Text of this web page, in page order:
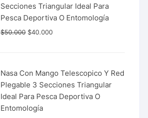
Secciones Triangular Ideal Para
Pesca Deportiva O Entomología
$50.000 $40.000
Nasa Con Mango Telescopico Y Red
Plegable 3 Secciones Triangular
Ideal Para Pesca Deportiva O
Entomología